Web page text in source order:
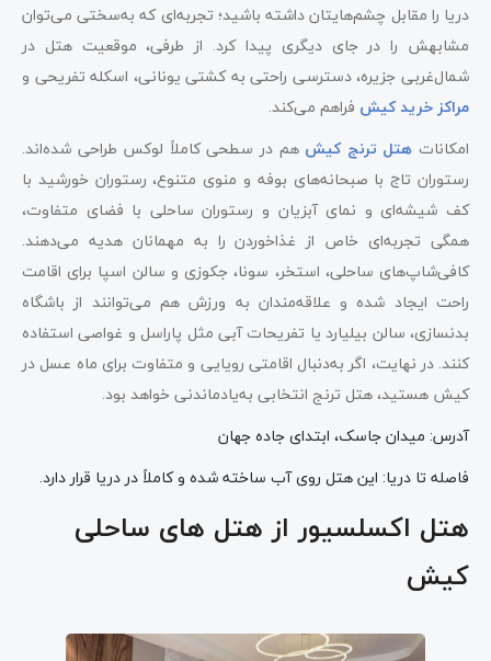
دریا را مقابل چشم‌هایتان داشته باشید؛ تجربه‌ای که به‌سختی می‌توان
مشابهش را در جای دیگری پیدا کرد. از طرفی، موقعیت هتل در
شمال‌غربی جزیره، دسترسی راحتی به کشتی یونانی، اسکله تفریحی و
مراکز خرید کیش فراهم می‌کند.
امکانات هتل ترنج کیش هم در سطحی کاملاً لوکس طراحی شده‌اند.
رستوران تاج با صبحانه‌های بوفه و منوی متنوع، رستوران خورشید با
کف شیشه‌ای و نمای آبزیان و رستوران ساحلی با فضای متفاوت،
همگی تجربه‌ای خاص از غذاخوردن را به مهمانان هدیه می‌دهند.
کافی‌شاپ‌های ساحلی، استخر، سونا، جکوزی و سالن اسپا برای اقامت
راحت ایجاد شده و علاقه‌مندان به ورزش هم می‌توانند از باشگاه
بدنسازی، سالن بیلیارد یا تفریحات آبی مثل پاراسل و غواصی استفاده
کنند. در نهایت، اگر به‌دنبال اقامتی رویایی و متفاوت برای ماه عسل در
کیش هستید، هتل ترنج انتخابی به‌یادماندنی خواهد بود.
آدرس: میدان جاسک، ابتدای جاده جهان
فاصله تا دریا: این هتل روی آب ساخته شده و کاملاً در دریا قرار دارد.
هتل اکسلسیور از هتل های ساحلی
کیش